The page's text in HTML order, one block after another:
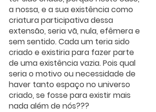
a nossa, e a sua existência como
criatura participativa dessa
extensão, seria vã, nula, efêmera e
sem sentido. Cada um teria sido
criado e existiria para fazer parte
de uma existência vazia. Pois qual
seria o motivo ou necessidade de
haver tanto espaço no universo
criado, se fosse para existir mais
nada além de nós???